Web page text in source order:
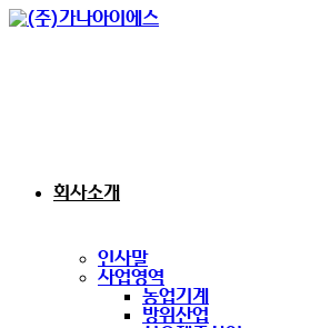
회사소개
인사말
사업영역
농업기계
방위산업